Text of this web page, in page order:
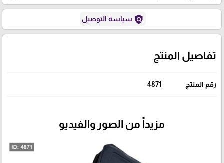
policy سياسة التوصيل
تفاصيل المنتج
رقم المنتج 4871
مزيداً من الصور والفيديو